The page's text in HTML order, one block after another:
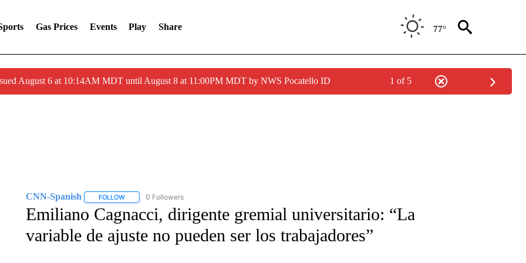
Gas Prices Events Play Share 77°
August 6 at 10:14AM MDT until August 8 at 11:00PM MDT by NWS Pocatello ID 1 of 5
CNN-Spanish FOLLOWFOLLOW "CNN-SPANISH" TO RECEIVE NOTIFICATIONS ABOUT NEW PAGES ON "CNN-SPANISH".
0 Followers
Emiliano Cagnacci, dirigente gremial universitario: “La
variable de ajuste no pueden ser los trabajadores”